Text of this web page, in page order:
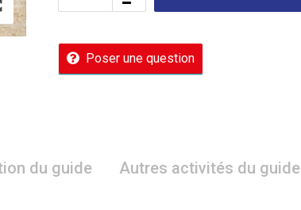
Poser une question
du guide Autres activités du guide